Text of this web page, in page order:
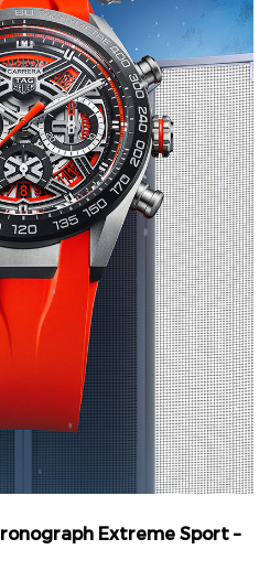
Extreme Sport –